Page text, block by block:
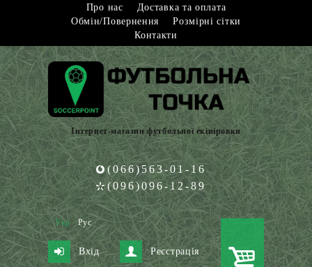
Про нас
Доставка та оплата
Обмін/Повернення
Розмірні сітки
Контакти
Інтернет-магазин футбольної екіпіровки
(066)563-01-16
(096)096-12-89
Укр Рус
Вхід Реєстрація